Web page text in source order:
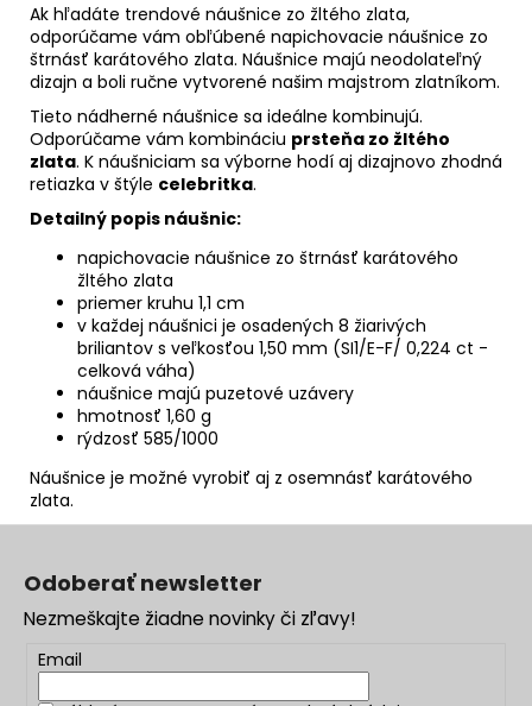
Ak hľadáte trendové náušnice zo žltého zlata,
odporúčame vám obľúbené napichovacie náušnice zo
štrnásť karátového zlata. Náušnice majú neodolateľný
dizajn a boli ručne vytvorené našim majstrom zlatníkom.
Tieto nádherné náušnice sa ideálne kombinujú.
Odporúčame vám kombináciu prsteňa zo žltého
zlata. K náušniciam sa výborne hodí aj dizajnovo zhodná
retiazka v štýle celebritka.
Detailný popis náušnic:
napichovacie náušnice zo štrnásť karátového
žltého zlata
priemer kruhu 1,1 cm
v každej náušnici je osadených 8 žiarivých
briliantov s veľkosťou 1,50 mm (SI1/E-F/ 0,224 ct -
celková váha)
náušnice majú puzetové uzávery
hmotnosť 1,60 g
rýdzosť 585/1000
Náušnice je možné vyrobiť aj z osemnásť karátového
zlata.
Odoberať newsletter
Nezmeškajte žiadne novinky či zľavy!
Email